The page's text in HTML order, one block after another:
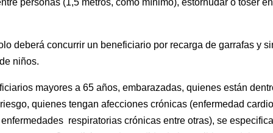
personas (1,5 metros, como mínimo), estornudar o toser
concurrir un beneficiario por recarga de garrafas y
niños.
mayores a 65 años, embarazadas, quienes están
quienes tengan afecciones crónicas (enfermedad
respiratorias crónicas entre otras), se